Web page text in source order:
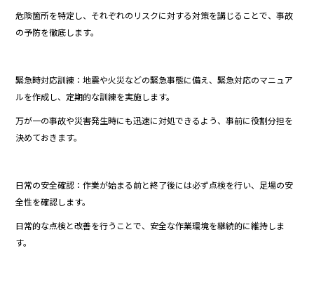
危険箇所を特定し、それぞれのリスクに対する対策を講じることで、事故
の予防を徹底します。
緊急時対応訓練：地震や火災などの緊急事態に備え、緊急対応のマニュア
ルを作成し、定期的な訓練を実施します。
万が一の事故や災害発生時にも迅速に対処できるよう、事前に役割分担を
決めておきます。
日常の安全確認：作業が始まる前と終了後には必ず点検を行い、足場の安
全性を確認します。
日常的な点検と改善を行うことで、安全な作業環境を継続的に維持しま
す。